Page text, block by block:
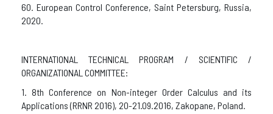
60. European Control Conference, Saint Petersburg, Russia,
2020.
INTERNATIONAL TECHNICAL PROGRAM / SCIENTIFIC /
ORGANIZATIONAL COMMITTEE:
1. 8th Conference on Non-integer Order Calculus and its
Applications (RRNR 2016), 20-21.09.2016, Zakopane, Poland.